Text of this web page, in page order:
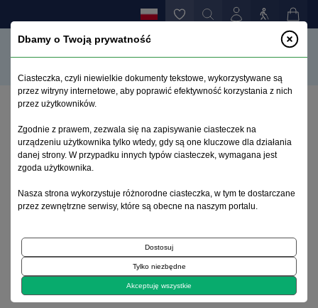
Zaburzenia osobowości w świetle ICD-10
Archiwum 1992–2014
Nerwice i zaburzenia osobowości koncepcje
Zaburzenia osobowości w świetle ICD-10
Dbamy o Twoją prywatność
Ciasteczka, czyli niewielkie dokumenty tekstowe, wykorzystywane są
przez witryny internetowe, aby poprawić efektywność korzystania z nich
przez użytkowników.
Zgodnie z prawem, zezwala się na zapisywanie ciasteczek na
urządzeniu użytkownika tylko wtedy, gdy są one kluczowe dla działania
danej strony. W przypadku innych typów ciasteczek, wymagana jest
zgoda użytkownika.
Nasza strona wykorzystuje różnorodne ciasteczka, w tym te dostarczane
przez zewnętrzne serwisy, które są obecne na naszym portalu.
Dostosuj
Tylko niezbędne
Akceptuję wszystkie